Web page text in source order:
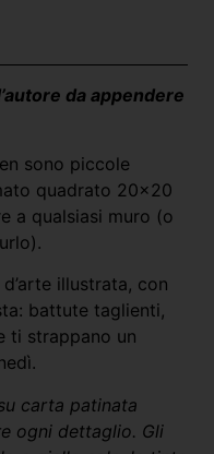
da appendere
sono piccole
quadrato 20×20
a qualsiasi muro (o
illustrata, con
battute taglienti,
ti strappano un
carta patinata
ogni dettaglio. Gli